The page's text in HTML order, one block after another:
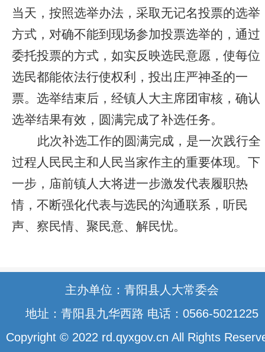
当天，按照选举办法，采取无记名投票的选举
方式， 对确不能到现场参加投票选举的，通过
委托投票的方式，如实反映选民意愿，使每位
选民都能依法行使权利，投出庄严神圣的一
票。 选举结束后，经镇人大主席团审核，确认
选举结果有效，圆满完成了补选任务。
此次补选工作的圆满完成，是一次践行全
过程人民民主和人民当家作主的重要体现。下
一步，庙前镇人大将进一步激发代表履职热
情，不断强化代表与选民的沟通联系， 听民
声、察民情、聚民意、解民忧。
主办单位：青阳县人大常委会
地址：青阳县九华西路 电话：0566-5021225
Copyright © 2022 rd.qyxgov.cn All Rights